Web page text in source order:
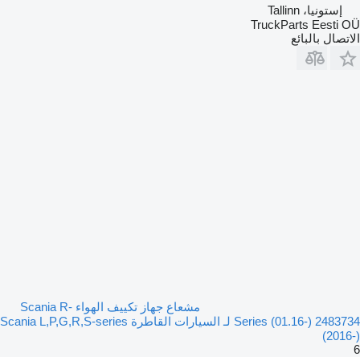
إستونيا، Tallinn
TruckParts Eesti OÜ
الاتصال بالبائع
مشعاع جهاز تكييف الهواء Scania R-
Series (01.16-) 2483734 لـ السيارات القاطرة Scania L,P,G,R,S-series
(2016-)
6